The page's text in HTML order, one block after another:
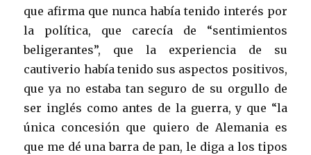
que afirma que nunca había tenido interés por
la política, que carecía de “sentimientos
beligerantes”, que la experiencia de su
cautiverio había tenido sus aspectos positivos,
que ya no estaba tan seguro de su orgullo de
ser inglés como antes de la guerra, y que “la
única concesión que quiero de Alemania es
que me dé una barra de pan, le diga a los tipos